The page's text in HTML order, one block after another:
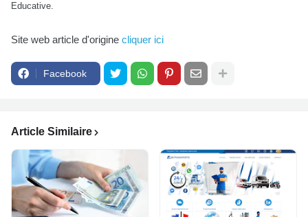
Educative.
Site web article d'origine cliquer ici
Facebook
Article Similaire